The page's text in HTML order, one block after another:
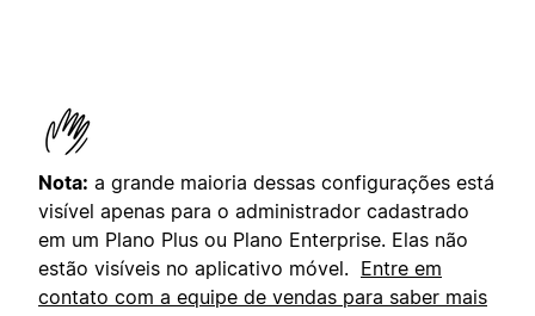
Nota: a grande maioria dessas configurações está
visível apenas para o administrador cadastrado
em um Plano Plus ou Plano Enterprise. Elas não
estão visíveis no aplicativo móvel. Entre em
contato com a equipe de vendas para saber mais